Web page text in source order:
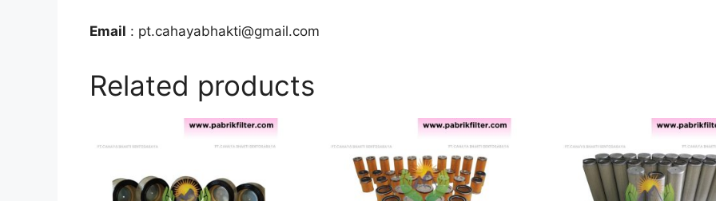
Email : pt.cahayabhakti@gmail.com
Related products